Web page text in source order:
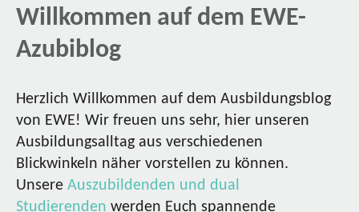
Willkommen auf dem EWE-
Azubiblog
Herzlich Willkommen auf dem Ausbildungsblog
von EWE! Wir freuen uns sehr, hier unseren
Ausbildungsalltag aus verschiedenen
Blickwinkeln näher vorstellen zu können.
Unsere Auszubildenden und dual
Studierenden werden Euch spannende